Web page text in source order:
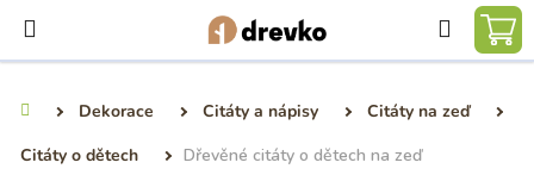
obsah
Hledat
Dekorace Citáty a nápisy
Citáty na zeď
Citáty o dětech
Dřevěné citáty o dětech na zeď